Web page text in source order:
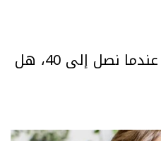
نتقدم في العمر بسرعة عندما نصل إلى 40، هل